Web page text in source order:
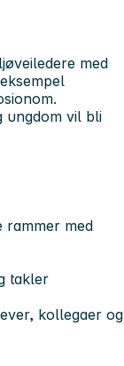
med
ungdom vil bli
rammer med
takler
kollegaer og